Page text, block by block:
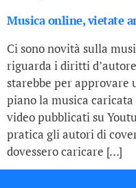
Musica online, vietate
Ci sono novità sulla
riguarda i diritti
starebbe per approvare
piano la musica
video pubblicati su
pratica gli autori di
dovessero caricare […]